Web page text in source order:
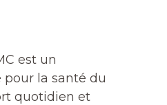
est un
la santé du
quotidien et